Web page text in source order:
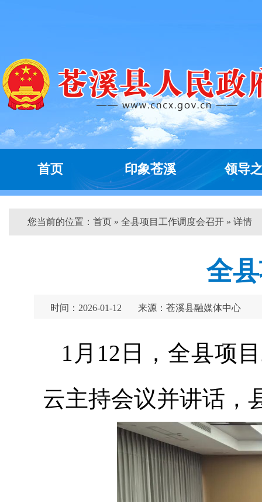
首页 印象苍溪 领导
您当前的位置： 首页 » 全县项目工作调度会召开 » 详情
全
时间：2026-01-12 来源：苍溪县融媒体中心
1月12日，全县项
云主持会议并讲话，